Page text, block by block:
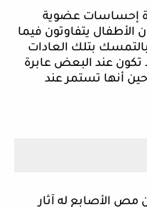
إحساسات عضوية
الأطفال يتفاوتون فيما
بالتمسك بتلك العادات
تكون عند البعض عابرة
أنها تستمر عند
مص الأصابع له آثار